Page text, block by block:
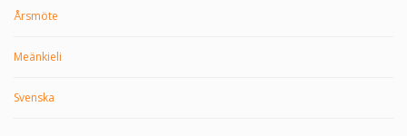
Årsmöte
Meänkieli
Svenska